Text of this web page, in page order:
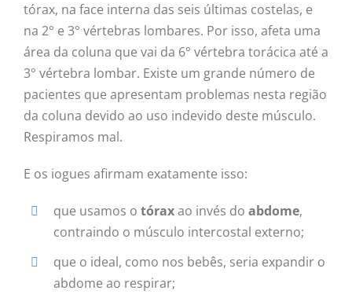
tórax, na face interna das seis últimas costelas, e
na 2° e 3° vértebras lombares. Por isso, afeta uma
área da coluna que vai da 6° vértebra torácica até a
3° vértebra lombar. Existe um grande número de
pacientes que apresentam problemas nesta região
da coluna devido ao uso indevido deste músculo.
Respiramos mal.
E os iogues afirmam exatamente isso:
que usamos otóraxao invés doabdome,
contraindo o músculo intercostal externo;
que o ideal, como nos bebês, seria expandir o
abdome ao respirar;